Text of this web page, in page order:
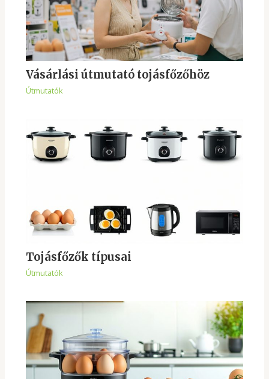
Vásárlási útmutató tojásfőzőhöz
Útmutatók
Tojásfőzők típusai
Útmutatók